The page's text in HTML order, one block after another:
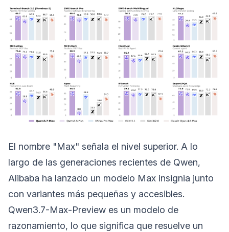
El nombre "Max" señala el nivel superior. A lo
largo de las generaciones recientes de Qwen,
Alibaba ha lanzado un modelo Max insignia junto
con variantes más pequeñas y accesibles.
Qwen3.7-Max-Preview es un modelo de
razonamiento, lo que significa que resuelve un